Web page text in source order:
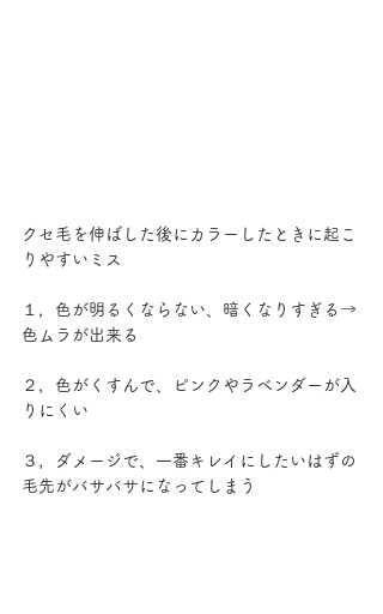
クセ毛を伸ばした後にカラーしたときに起こ
りやすいミス
１，色が明るくならない、暗くなりすぎる→
色ムラが出来る
２，色がくすんで、ピンクやラベンダーが入
りにくい
３，ダメージで、一番キレイにしたいはずの
毛先がバサバサになってしまう